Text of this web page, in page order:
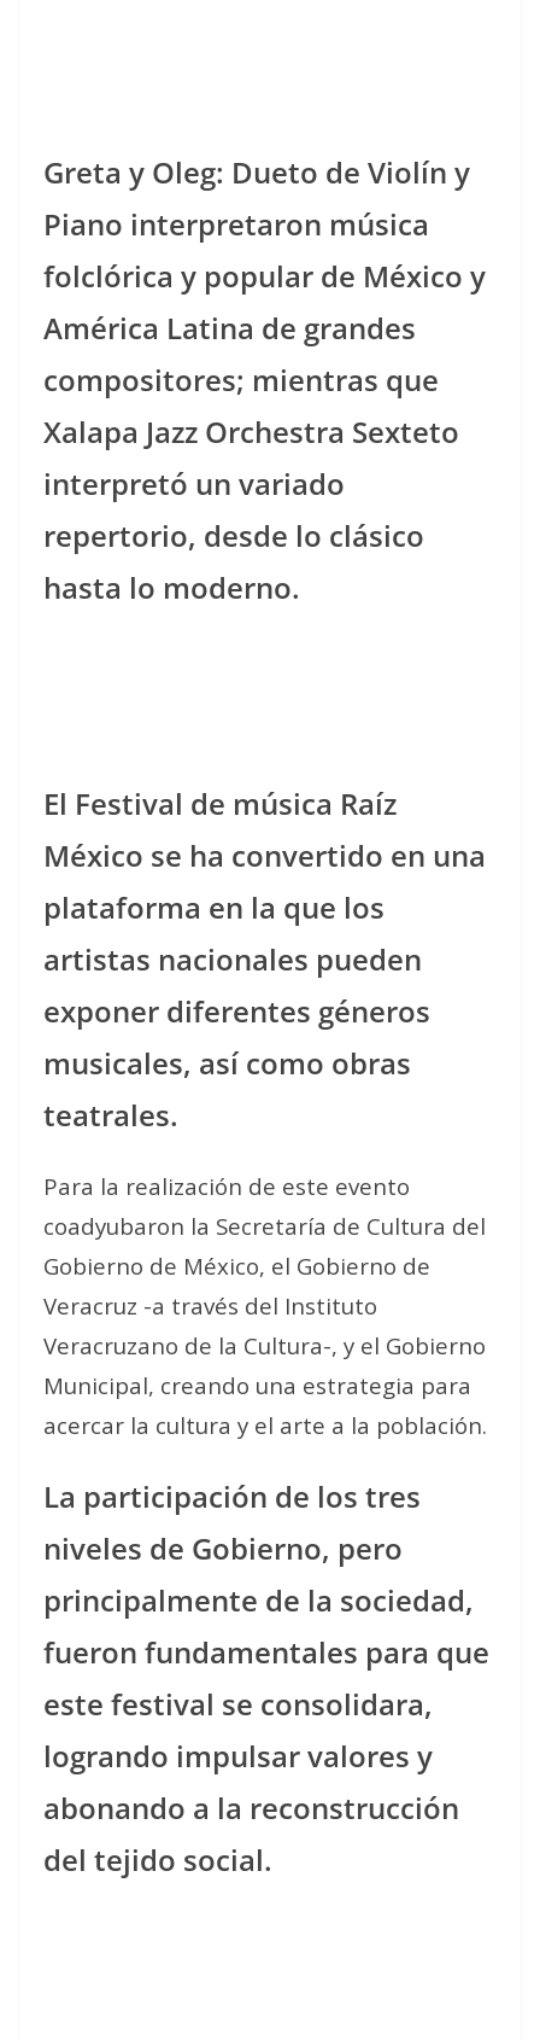
Greta y Oleg: Dueto de Violín y
Piano interpretaron música
folclórica y popular de México y
América Latina de grandes
compositores; mientras que
Xalapa Jazz Orchestra Sexteto
interpretó un variado
repertorio, desde lo clásico
hasta lo moderno.
El Festival de música Raíz
México se ha convertido en una
plataforma en la que los
artistas nacionales pueden
exponer diferentes géneros
musicales, así como obras
teatrales.
Para la realización de este evento
coadyubaron la Secretaría de Cultura del
Gobierno de México, el Gobierno de
Veracruz -a través del Instituto
Veracruzano de la Cultura-, y el Gobierno
Municipal, creando una estrategia para
acercar la cultura y el arte a la población.
La participación de los tres
niveles de Gobierno, pero
principalmente de la sociedad,
fueron fundamentales para que
este festival se consolidara,
logrando impulsar valores y
abonando a la reconstrucción
del tejido social.